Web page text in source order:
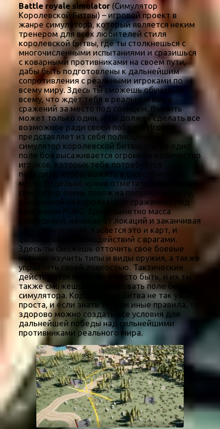
Battle royale simulator (Симулятор
Королевской Битвы) – игровой проект в
жанре симулятора, который является неким
тренером для всех любителей стиля
королевской битвы, где ты столкнешься с
многочисленными испытаниями и сразишься
с коварными противниками на своем пути,
дабы быть подготовлены к дальнейшим
сопротивления с реальными игроками по
всему миру. Здесь ты сможешь обучиться
всему, что ждёт тебя в реальном мире
сражений за место под солнцем. Выжить
может только один, и ты должен сделать все
возможное ради своей победы. Игра
представляет из себя полноценный
симулятор королевской битвы, где на одно
поле боя высаживается огромное количество
игроков, которых тебе потребуется
победить, чтобы выжить в ожесточенной
мире. Отдельно нужно отметить, что данный
симулятор очень похож на популярную игру,
основанной на королевских сражениях под
названием PUBG. Здесь заметно масса
совпадений, начиная от локаций и заканчивая
составом оружия. Касается это и карт, и
физических взаимодействий с врагами.
Здесь ты сможешь отточить свое боевые
навыки, изучить типы и виды оружия, а также
управлять своей ловкостью. Тактические
действия также имеют место быть, и их ты
также сможешь потренировать поле боя
симулятора. Королевская битва не так уж и
проста, и если знать те, или иные правила, то
здорово можно создать все условия для
дальнейшей победы над сильнейшими
противниками реального мира.